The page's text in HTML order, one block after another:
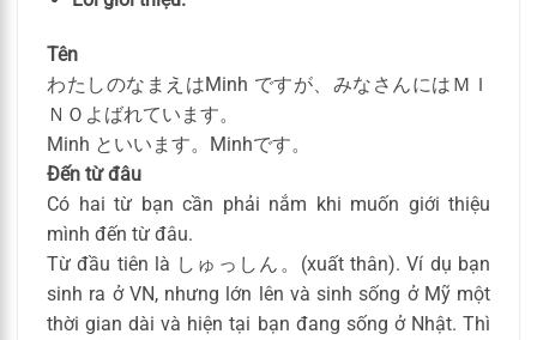
Tên
わたしのなまえはMinh ですが、みなさんにはＭＩ
ＮＯよばれています。
Minh といいます。Minhです。
Đến từ đâu
Có hai từ bạn cần phải nắm khi muốn giới thiệu
mình đến từ đâu.
Từ đầu tiên là しゅっしん。(xuất thân). Ví dụ bạn
sinh ra ở VN, nhưng lớn lên và sinh sống ở Mỹ một
thời gian dài và hiện tại bạn đang sống ở Nhật. Thì